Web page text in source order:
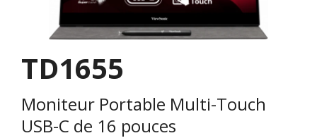
TD1655
Moniteur Portable Multi-Touch
USB-C de 16 pouces